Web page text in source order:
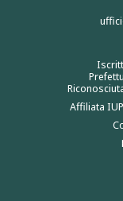
Affiliata